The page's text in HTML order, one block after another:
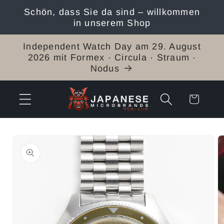
zum
Schön, dass Sie da sind – willkommen
in unserem Shop
Independent Watch Day am 29. August
2026 mit Formex · Circula · Straum ·
Nodus
Warenkorb